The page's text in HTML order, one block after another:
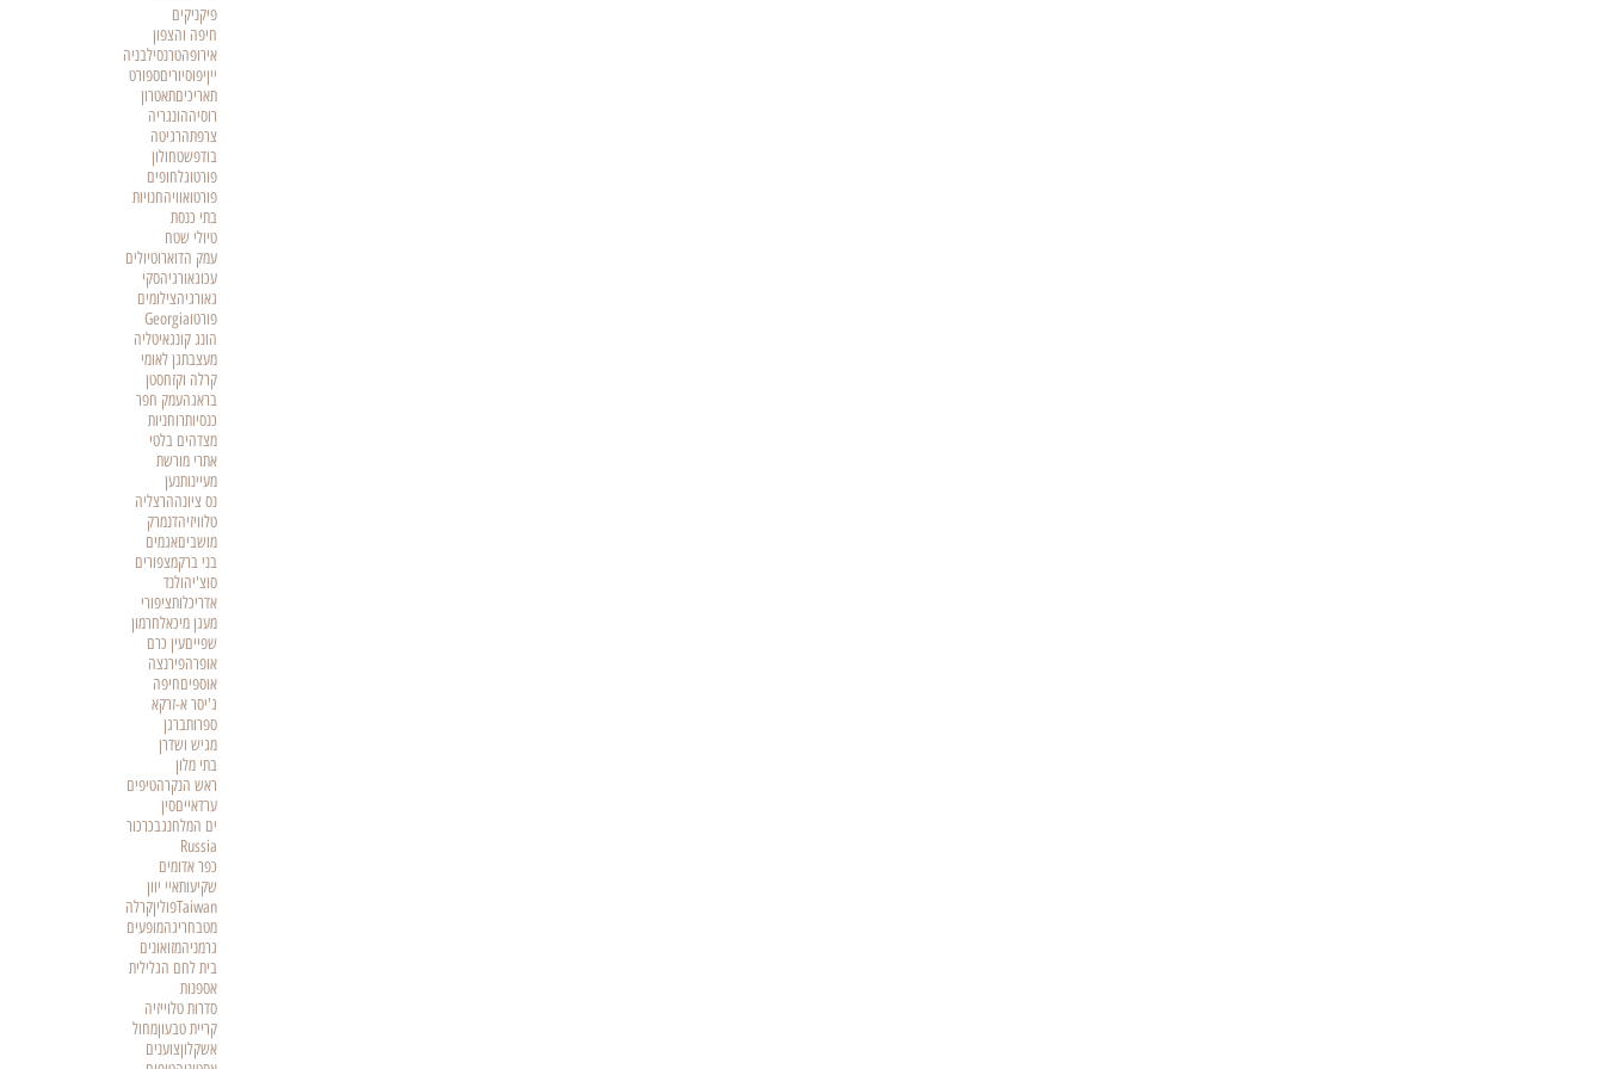
פיקניקים
חיפה והצפון
אירופהטרנסילבניה
ייןיפוסיוריםספורט
תאריכיםתאטרון
רוסיההונגריה
צרפתהרגיטה
בודפשטחולון
פורטוגלחופים
פורטואוויהחנויות
בתי כנסת
טיולי שטח
עמק הדוארוטיולים
עכוגאורגיהסקי
גאורגיהצילומים
פורטוGeorgia
הונג קונגאיטליה
מעצבתגן לאומי
קרלה וקזחסטן
בראגהעמק חפר
כנסיותרוחניות
מצדהים בלטי
אתרי מורשת
מעיינותנען
נס ציונההרצליה
טלוויזיהדנמרק
מושביםאגמים
בני ברקמצפורים
סוצ'יהולנד
אדריכלותציפורי
מעגן מיכאלחרמון
שפייםעין כרם
אופרהפירנצה
אוספיםחיפה
ג'יסר א-זרקא
ספרותברגן
מגיש ושדרן
בתי מלון
ראש הנקרהטיפים
ערדאייםסין
ים המלחנגבכרכור
Russia
כפר אדומים
שקיעותאיי יוון
Taiwanפוליןקרלה
מטבחריגהמופעים
גרמניהמזואונים
בית לחם הגלילית
אספנות
סדרות טלוייזיה
קריית טבעוןמחול
אשקלוןצוענים